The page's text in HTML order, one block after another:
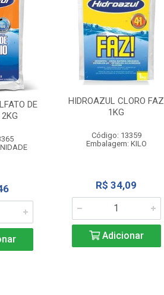
DE
HIDROAZUL CLORO FAZ
1KG
Código: 13359
Embalagem: KILO
R$ 34,09
Adicionar